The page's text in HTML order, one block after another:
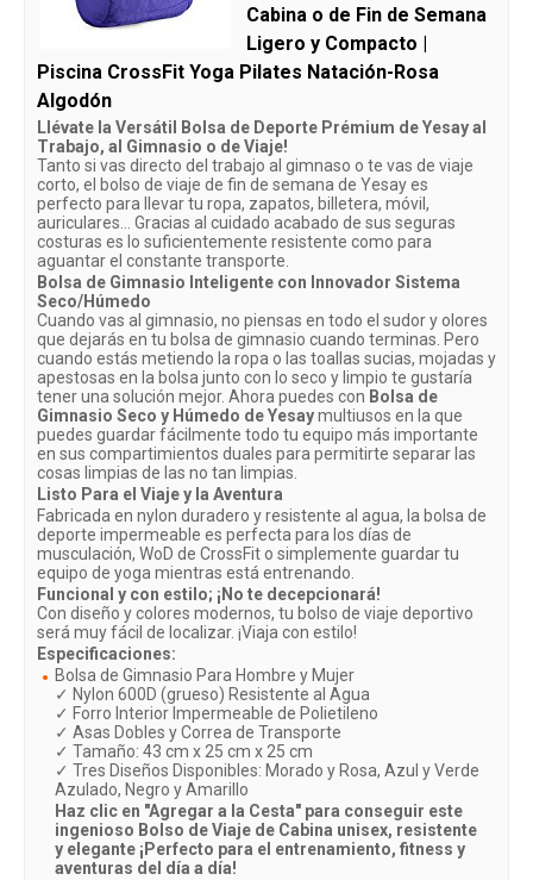
Cabina o de Fin de Semana
Ligero y Compacto |
Piscina CrossFit Yoga Pilates Natación-Rosa
Algodón
Llévate la Versátil Bolsa de Deporte Prémium de Yesay al
Trabajo, al Gimnasio o de Viaje!
Tanto si vas directo del trabajo al gimnaso o te vas de viaje
corto, el bolso de viaje de fin de semana de Yesay es
perfecto para llevar tu ropa, zapatos, billetera, móvil,
auriculares... Gracias al cuidado acabado de sus seguras
costuras es lo suficientemente resistente como para
aguantar el constante transporte.
Bolsa de Gimnasio Inteligente con Innovador Sistema
Seco/Húmedo
Cuando vas al gimnasio, no piensas en todo el sudor y olores
que dejarás en tu bolsa de gimnasio cuando terminas. Pero
cuando estás metiendo la ropa o las toallas sucias, mojadas y
apestosas en la bolsa junto con lo seco y limpio te gustaría
tener una solución mejor. Ahora puedes con Bolsa de
Gimnasio Seco y Húmedo de Yesaymultiusos en la que
puedes guardar fácilmente todo tu equipo más importante
en sus compartimientos duales para permitirte separar las
cosas limpias de las no tan limpias.
Listo Para el Viaje y la Aventura
Fabricada en nylon duradero y resistente al agua, la bolsa de
deporte impermeable es perfecta para los días de
musculación, WoD de CrossFit o simplemente guardar tu
equipo de yoga mientras está entrenando.
Funcional y con estilo; ¡No te decepcionará!
Con diseño y colores modernos, tu bolso de viaje deportivo
será muy fácil de localizar. ¡Viaja con estilo!
Especificaciones:
Bolsa de Gimnasio Para Hombre y Mujer
✓ Nylon 600D (grueso) Resistente al Agua
✓ Forro Interior Impermeable de Polietileno
✓ Asas Dobles y Correa de Transporte
✓ Tamaño: 43 cm x 25 cm x 25 cm
✓ Tres Diseños Disponibles: Morado y Rosa, Azul y Verde
Azulado, Negro y Amarillo
Haz clic en "Agregar a la Cesta" para conseguir este
ingenioso Bolso de Viaje de Cabina unisex, resistente
y elegante ¡Perfecto para el entrenamiento, fitness y
aventuras del día a día!